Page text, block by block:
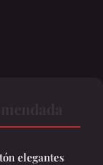
elegantes